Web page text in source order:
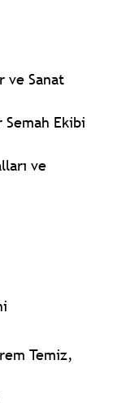
ve Sanat
Semah Ekibi
ve
Temiz,